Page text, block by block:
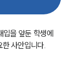
입을 앞둔 학생에
사안입니다.